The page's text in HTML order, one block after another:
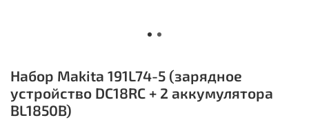
Набор Makita 191L74-5 (зарядное
устройство DC18RC + 2 аккумулятора
BL1850B)